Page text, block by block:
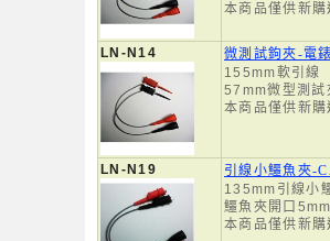
本商品僅供新
LN-N14
微測試鉤夾-電
155mm軟引線
57mm微型測試
本商品僅供新
LN-N19
引線小鱷魚夾-
135mm引線小
鱷魚夾開口
本商品僅供新